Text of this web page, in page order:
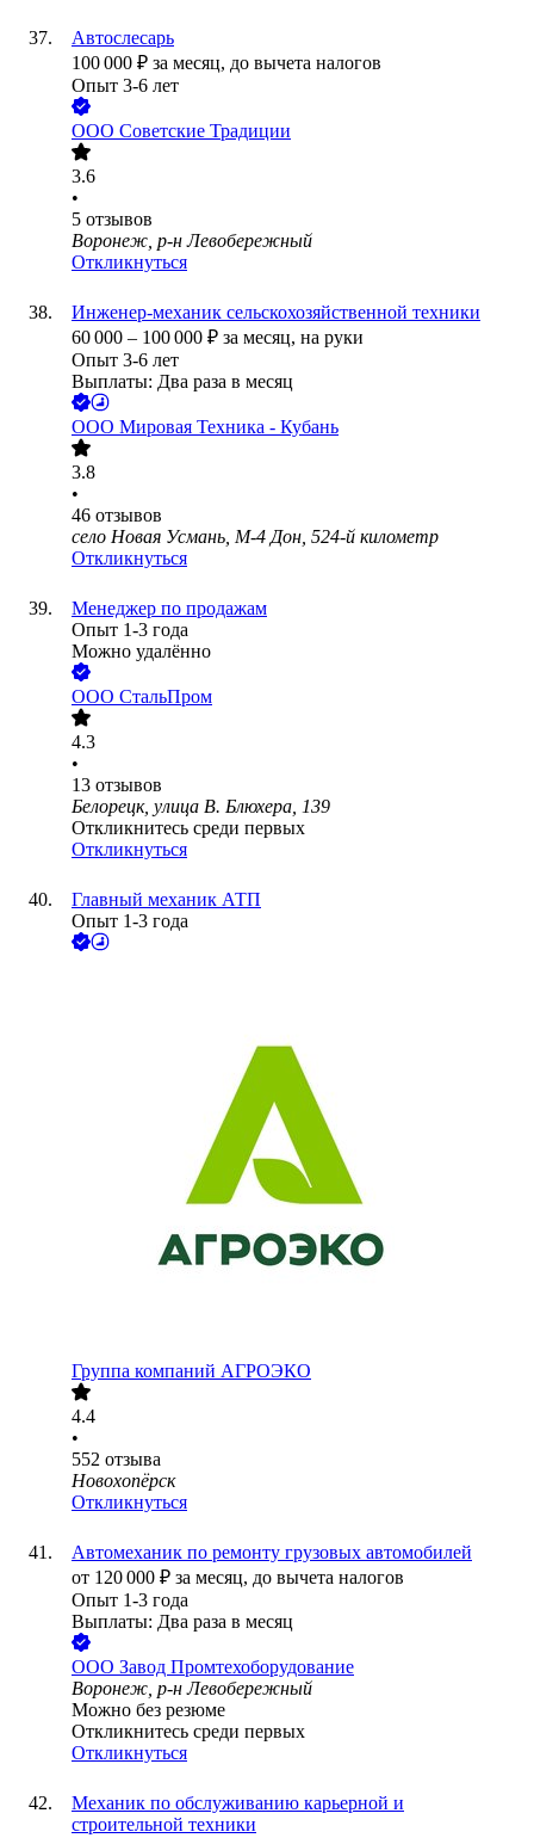
Автослесарь
100 000 ₽ за месяц, до вычета налогов
Опыт 3-6 лет
ООО Советские Традиции
3.6
•
5 отзывов
Воронеж, р-н Левобережный
Откликнуться
Инженер-механик сельскохозяйственной техники
60 000 – 100 000 ₽ за месяц, на руки
Опыт 3-6 лет
Выплаты: Два раза в месяц
ООО Мировая Техника - Кубань
3.8
•
46 отзывов
село Новая Усмань, М-4 Дон, 524-й километр
Откликнуться
Менеджер по продажам
Опыт 1-3 года
Можно удалённо
ООО СтальПром
4.3
•
13 отзывов
Белорецк, улица В. Блюхера, 139
Откликнитесь среди первых
Откликнуться
Главный механик АТП
Опыт 1-3 года
Группа компаний АГРОЭКО
4.4
•
552 отзыва
Новохопёрск
Откликнуться
Автомеханик по ремонту грузовых автомобилей
от 120 000 ₽ за месяц, до вычета налогов
Опыт 1-3 года
Выплаты: Два раза в месяц
ООО Завод Промтехоборудование
Воронеж, р-н Левобережный
Можно без резюме
Откликнитесь среди первых
Откликнуться
Механик по обслуживанию карьерной и
строительной техники